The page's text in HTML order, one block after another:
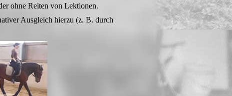
ohne Reiten von Lektionen.
Ausgleich hierzu (z. B. durch